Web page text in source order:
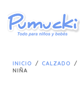
INICIO / CALZADO /
NIÑA